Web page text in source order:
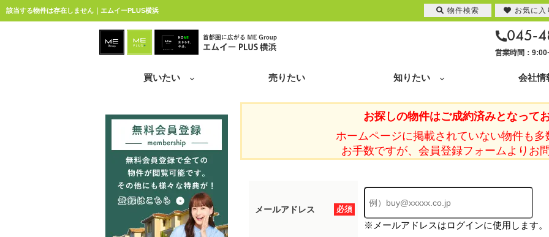
該当する物件は存在しません｜エムイーPLUS横浜
045-
営業時間：
買いたい 売りたい 知りたい 会社情
お探しの物件はご成約済みとなってお
ホームページに掲載されていない物件も多
お手数ですが、会員登録フォームよりお
必須
メールアドレス
※メールアドレスはログインに使用します。
物件検索 お気に入